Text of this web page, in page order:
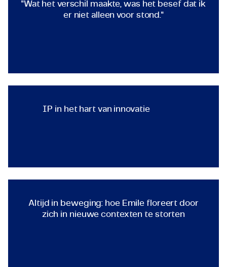
"Wat het verschil maakte, was het besef dat ik
er niet alleen voor stond."
Industrieel Automatiseringsingenieur
IP in het hart van innovatie
Ingenieur Intellectueel Eigendomsportfolio
Altijd in beweging: hoe Emile floreert door
zich in nieuwe contexten te storten